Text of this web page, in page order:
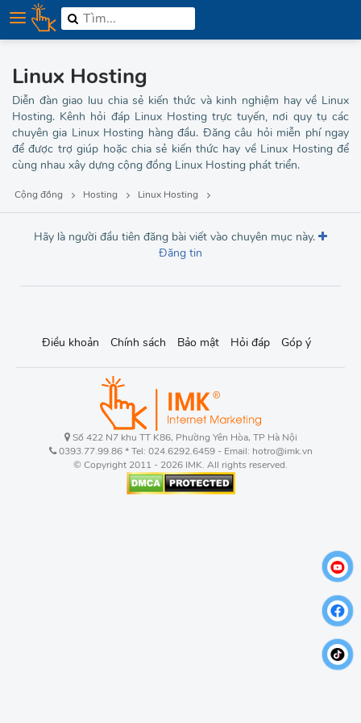
Thủ thuật Hosting
Phần mềm Hosting
Máy chủ
Đồ họa
Phần mềm
Bảo mật
Tuyển dụng
Linux Hosting
Diễn đàn giao luu chia sẻ kiến thức và kinh nghiệm hay về Linux
Hosting. Kênh hỏi đáp Linux Hosting trực tuyến, nơi quy tụ các
chuyên gia Linux Hosting hàng đầu. Đăng câu hỏi miễn phí ngay
để được trợ giúp hoặc chia sẻ kiến thức hay về Linux Hosting để
cùng nhau xây dựng cộng đồng Linux Hosting phát triển.
Cộng đồng Hosting Linux Hosting
Hãy là người đầu tiên đăng bài viết vào chuyên mục này.
Đăng tin
Điều khoản Chính sách Bảo mật Hỏi đáp Góp ý
Số 422 N7 khu TT K86, Phường Yên Hòa, TP Hà Nội
0393.77.99.86 * Tel: 024.6292.6459 - Email: hotro@imk.vn
© Copyright 2011 - 2026 IMK. All rights reserved.